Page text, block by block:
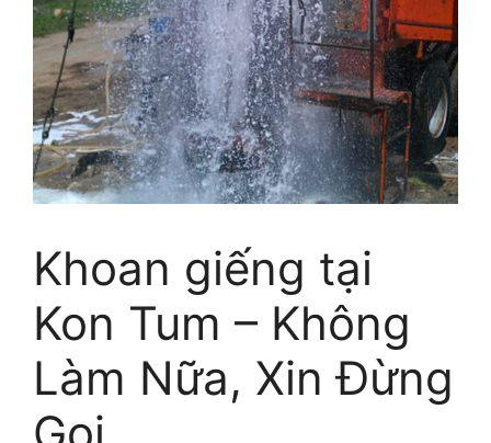
Khoan giếng tại
Kon Tum – Không
Làm Nữa, Xin Đừng